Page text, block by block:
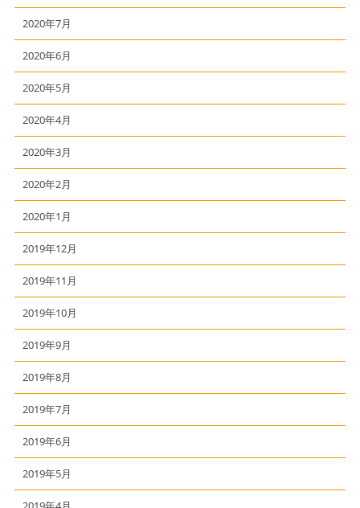
2020年7月
2020年6月
2020年5月
2020年4月
2020年3月
2020年2月
2020年1月
2019年12月
2019年11月
2019年10月
2019年9月
2019年8月
2019年7月
2019年6月
2019年5月